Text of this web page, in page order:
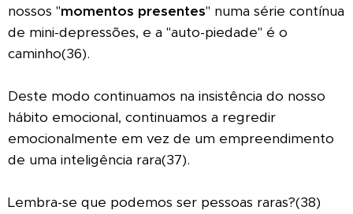
nossos "momentos presentes" numa série contínua
de mini-depressões, e a "auto-piedade" é o
caminho(36).
Deste modo continuamos na insistência do nosso
hábito emocional, continuamos a regredir
emocionalmente em vez de um empreendimento
de uma inteligência rara(37).
Lembra-se que podemos ser pessoas raras?(38)